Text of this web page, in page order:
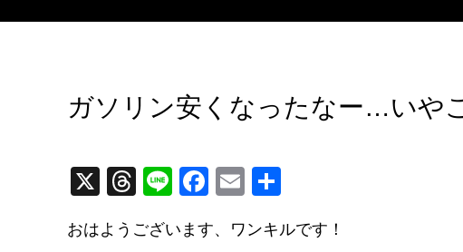
ガソリン安くなったなー…いや
X
T
e
Li
e
F
c
E
ail
おはようございます、ワンキルです！